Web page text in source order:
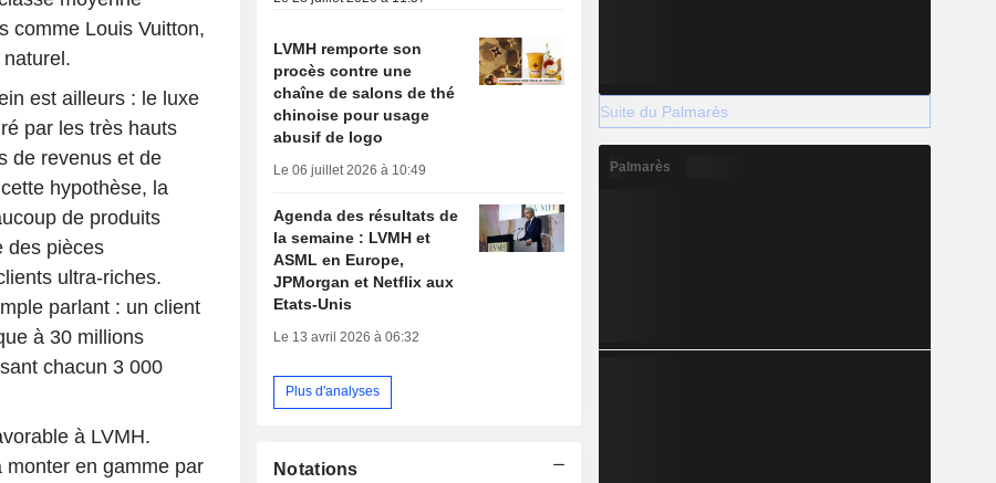
comme Louis Vuitton,
est ailleurs : le luxe
par les très hauts
de revenus et de
hypothèse, la
de produits
des pièces
ultra-riches.
parlant : un client
à 30 millions
chacun 3 000
à LVMH.
en gamme par
LVMH remporte son
procès contre une
chaîne de salons de thé
chinoise pour usage
abusif de logo
Le 06 juillet 2026 à 10:49
Agenda des résultats de
la semaine : LVMH et
ASML en Europe,
JPMorgan et Netflix aux
Etats-Unis
Le 13 avril 2026 à 06:32
Plus d'analyses
Notations
Suite du Palmarès
Palmarès